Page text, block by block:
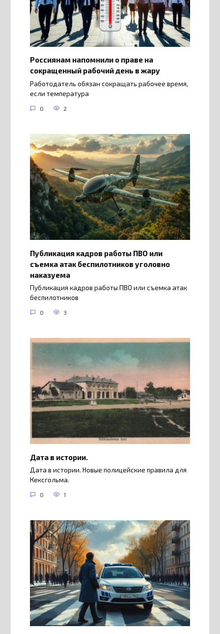
Россиянам напомнили о праве на
сокращенный рабочий день в жару
Работодатель обязан сокращать рабочее время,
если температура
0 2
Публикация кадров работы ПВО или
съемка атак беспилотников уголовно
наказуема
Публикация кадров работы ПВО или съемка атак
беспилотников
0 3
Дата в истории.
Дата в истории. Новые полицейские правила для
Кексгольма.
0 1